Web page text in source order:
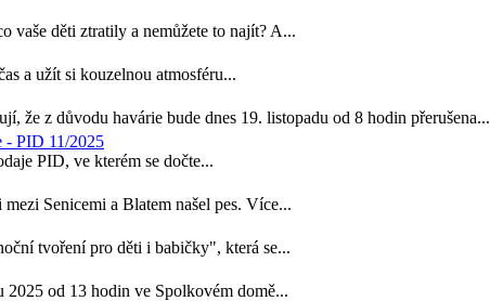
vaše děti ztratily a nemůžete to najít? A...
a užít si kouzelnou atmosféru...
že z důvodu havárie bude dnes 19. listopadu od 8 hodin přerušena...
- PID 11/2025
PID, ve kterém se dočte...
Senicemi a Blatem našel pes. Více...
tvoření pro děti i babičky", která se...
2025 od 13 hodin ve Spolkovém domě...